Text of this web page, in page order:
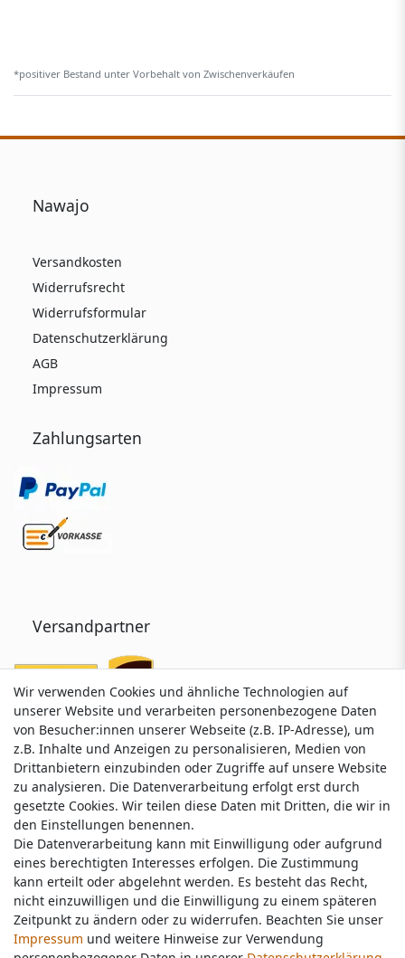
*positiver Bestand unter Vorbehalt von Zwischenverkäufen
Nawajo
Versandkosten
Widerrufsrecht
Widerrufsformular
Datenschutzerklärung
AGB
Impressum
Zahlungsarten
Versandpartner
Service & Kontakt
Wünschen Sie einen Rückruf?
service@nawajo.de
Schreiben Sie uns:
Wir verwenden Cookies und ähnliche Technologien auf
unserer Website und verarbeiten personenbezogene Daten
von Besucher:innen unserer Webseite (z.B. IP-Adresse), um
z.B. Inhalte und Anzeigen zu personalisieren, Medien von
Drittanbietern einzubinden oder Zugriffe auf unsere Website
zu analysieren. Die Datenverarbeitung erfolgt erst durch
gesetzte Cookies. Wir teilen diese Daten mit Dritten, die wir in
den Einstellungen benennen.
Die Datenverarbeitung kann mit Einwilligung oder aufgrund
eines berechtigten Interesses erfolgen. Die Zustimmung
kann erteilt oder abgelehnt werden. Es besteht das Recht,
nicht einzuwilligen und die Einwilligung zu einem späteren
Zeitpunkt zu ändern oder zu widerrufen. Beachten Sie unser
Impressum und weitere Hinweise zur Verwendung
Wir verwenden Cookies und ähnliche Technologien auf
unserer Website und verarbeiten personenbezogene Daten
von Besucher:innen unserer Webseite (z.B. IP-Adresse), um
z.B. Inhalte und Anzeigen zu personalisieren, Medien von
Drittanbietern einzubinden oder Zugriffe auf unsere Website
zu analysieren. Die Datenverarbeitung erfolgt erst durch
gesetzte Cookies. Wir teilen diese Daten mit Dritten, die wir in
den Einstellungen benennen.
Die Datenverarbeitung kann mit Einwilligung oder aufgrund
eines berechtigten Interesses erfolgen. Die Zustimmung
kann erteilt oder abgelehnt werden. Es besteht das Recht,
nicht einzuwilligen und die Einwilligung zu einem späteren
Zeitpunkt zu ändern oder zu widerrufen. Beachten Sie unser
Impressum und weitere Hinweise zur Verwendung